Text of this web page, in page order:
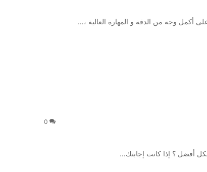
أكمل وجه من الدقة و المهارة العالية ،…
0
أفضل ؟ إذا كانت إجابتك…